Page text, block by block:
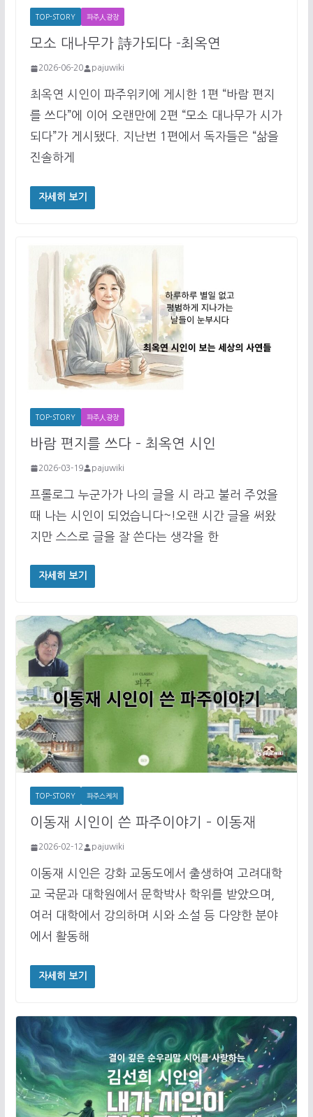
TOP-STORY 파주人광장
모소 대나무가 詩가되다 -최옥연
2026-06-20 pajuwiki
최옥연 시인이 파주위키에 게시한 1편 “바람 편지
를 쓰다”에 이어 오랜만에 2편 “모소 대나무가 시가
되다”가 게시됐다. 지난번 1편에서 독자들은 “삶을
진솔하게
자세히 보기
TOP-STORY 파주人광장
바람 편지를 쓰다 – 최옥연 시인
2026-03-19 pajuwiki
프롤로그 누군가가 나의 글을 시 라고 불러 주었을
때 나는 시인이 되었습니다~!오랜 시간 글을 써왔
지만 스스로 글을 잘 쓴다는 생각을 한
자세히 보기
TOP-STORY 파주스케치
이동재 시인이 쓴 파주이야기 – 이동재
2026-02-12 pajuwiki
이동재 시인은 강화 교동도에서 출생하여 고려대학
교 국문과 대학원에서 문학박사 학위를 받았으며,
여러 대학에서 강의하며 시와 소설 등 다양한 분야
에서 활동해
자세히 보기